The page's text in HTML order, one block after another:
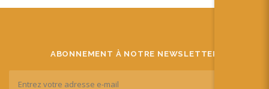
ABONNEMENT À NOTRE NEWSLETTER